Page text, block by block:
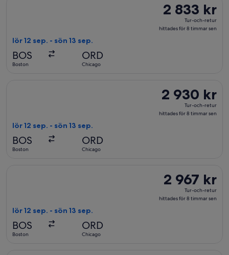
sen
2 833 kr
Tur-
och-
sen
2 833 kr
Tur-och-retur
hittades för 8 timmar sen
lör 12 sep. - sön 13 sep.
BOS
Boston
ORD
Chicago
2 930 kr
Tur-
och-
sen
2 930 kr
Tur-och-retur
hittades för 8 timmar sen
lör 12 sep. - sön 13 sep.
BOS
Boston
ORD
Chicago
2 967 kr
Tur-
och-
2 967 kr
Tur-och-retur
hittades för 8 timmar sen
lör 12 sep. - sön 13 sep.
BOS
Boston
ORD
Chicago